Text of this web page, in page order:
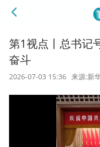
第1视点丨总书记
奋斗
2026-07-03 15:36 来源:新